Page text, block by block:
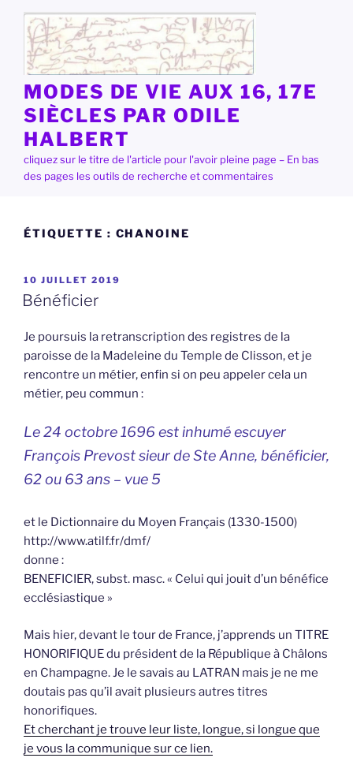
contenu
principal
MODES DE VIE AUX 16, 17E
SIÈCLES PAR ODILE
HALBERT
cliquez sur le titre de l'article pour l'avoir pleine page – En bas
des pages les outils de recherche et commentaires
ÉTIQUETTE : CHANOINE
PUBLIÉ
LE
10 JUILLET 2019
Bénéficier
Je poursuis la retranscription des registres de la
paroisse de la Madeleine du Temple de Clisson, et je
rencontre un métier, enfin si on peu appeler cela un
métier, peu commun :
Le 24 octobre 1696 est inhumé escuyer
François Prevost sieur de Ste Anne, bénéficier,
62 ou 63 ans – vue 5
et le Dictionnaire du Moyen Français (1330-1500)
http://www.atilf.fr/dmf/
donne :
BENEFICIER, subst. masc. « Celui qui jouit d’un bénéfice
ecclésiastique »
Mais hier, devant le tour de France, j’apprends un TITRE
HONORIFIQUE du président de la République à Châlons
en Champagne. Je le savais au LATRAN mais je ne me
doutais pas qu’il avait plusieurs autres titres
honorifiques.
Et cherchant je trouve leur liste, longue, si longue que
je vous la communique sur ce lien.